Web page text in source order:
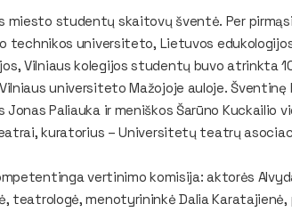
studentų skaitovų šventė. Per
technikos universiteto, Lietuvos
Vilniaus kolegijos studentų buvo atrinkta
universiteto Mažojoje auloje. Šventinę
Paliauka ir meniškos Šarūno Kuckailio
kuratorius – Universitetų teatrų
vertinimo komisija: aktorės
teatrologė, menotyrininkė Dalia